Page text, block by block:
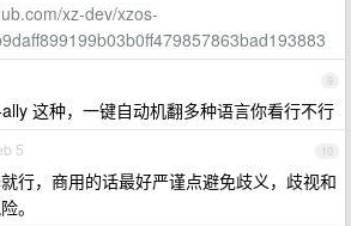
xz-dev/xzos-
9
这种，一键自动机翻多种语言你看行不行
10
5
行，商用的话最好严谨点避免歧义，歧视和
。